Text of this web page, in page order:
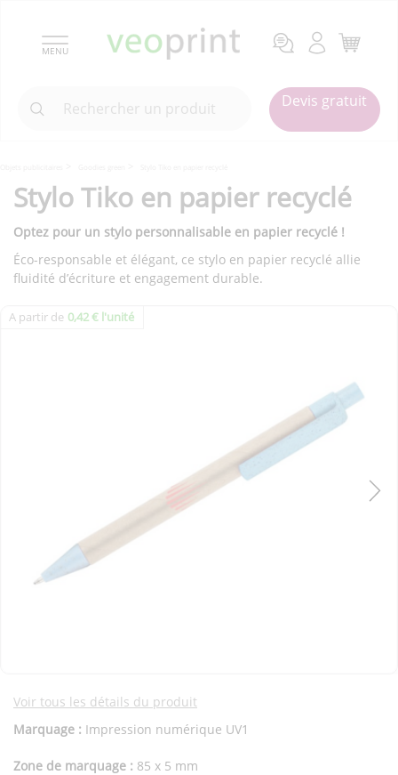
MENU
Devis gratuit
Stylo Tiko en papier recyclé
Optez pour un stylo personnalisable en papier recyclé !
Éco-responsable et élégant, ce stylo en papier recyclé allie
fluidité d’écriture et engagement durable.
A partir de 0,42 € l'unité
Voir tous les détails du produit
Marquage : Impression numérique UV1
Zone de marquage : 85 x 5 mm